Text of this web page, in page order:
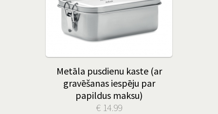
Metāla pusdienu kaste (ar
gravēšanas iespēju par
papildus maksu)
€ 14.99